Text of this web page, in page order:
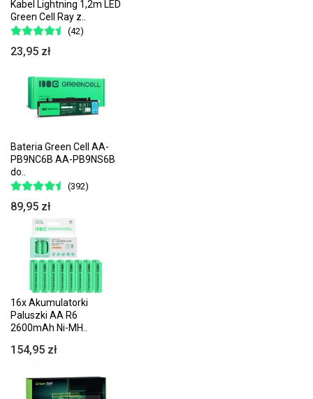
Kabel Lightning 1,2m LED
Green Cell Ray z..
(42)
23,95 zł
Bateria Green Cell AA-
PB9NC6B AA-PB9NS6B
do..
(392)
89,95 zł
16x Akumulatorki
Paluszki AA R6
2600mAh Ni-MH..
154,95 zł